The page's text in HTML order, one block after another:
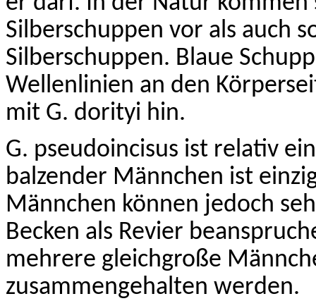
Silberschuppen vor als auch
Silberschuppen. Blaue
Wellenlinien an den
mit G. dorityi hin.
G. pseudoincisus ist relativ
balzender Männchen ist
Männchen können jedoch
Becken als Revier
mehrere gleichgroße
zusammengehalten werden.